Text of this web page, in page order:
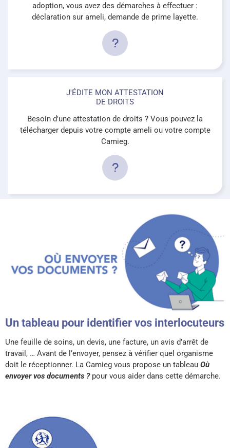
adoption, vous avez des démarches à effectuer :
déclaration sur ameli, demande de prime layette.
J'ÉDITE MON ATTESTATION
DE DROITS
Besoin d'une attestation de droits ? Vous pouvez la
télécharger depuis votre compte ameli ou votre compte
Camieg.
Un tableau pour identifier vos interlocuteurs
Une feuille de soins, un devis, une facture, un avis d’arrêt de
travail, … Avant de l’envoyer, pensez à vérifier quel organisme
doit le réceptionner. La Camieg vous propose un tableau Où
envoyer vos documents ?pour vous aider dans cette démarche.